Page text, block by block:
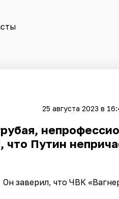
25 августа 2023 в
что Путин
Он заверил, что ЧВК